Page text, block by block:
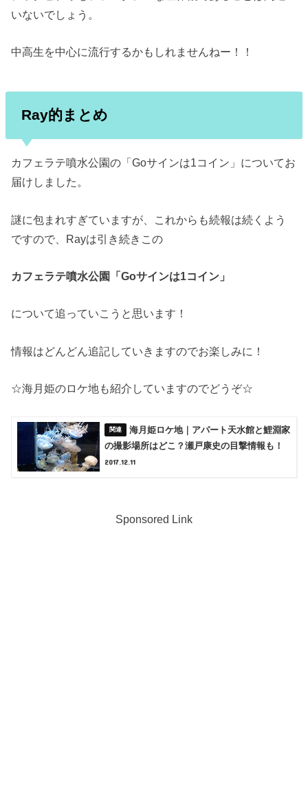
いないでしょう。
中高生を中心に流行するかもしれませんねー！！
Ray的まとめ
カフェラテ噴水公園の「Goサインは1コイン」についてお
届けしました。
謎に包まれすぎていますが、これからも続報は続くよう
ですので、Rayは引き続きこの
カフェラテ噴水公園「Goサインは1コイン」
について追っていこうと思います！
情報はどんどん追記していきますのでお楽しみに！
☆海月姫のロケ地も紹介していますのでどうぞ☆
海月姫ロケ地｜アパート天水館と鯉淵家
の撮影場所はどこ？瀬戸康史の目撃情報も！
2017.12.11
Sponsored Link